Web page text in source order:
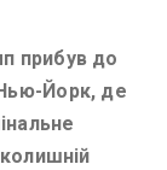
прибув до
Йорк, де